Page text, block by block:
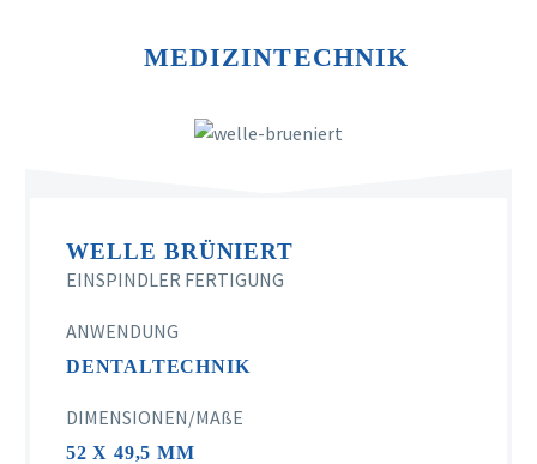
MEDIZINTECHNIK
WELLE BRÜNIERT
EINSPINDLER FERTIGUNG
ANWENDUNG
DENTALTECHNIK
DIMENSIONEN/MAßE
52 X 49,5 MM